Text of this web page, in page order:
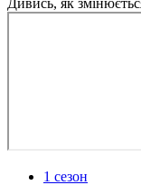
1 сезон